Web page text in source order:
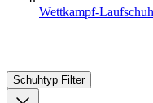
Wettkampf-
Schuhtyp Filter